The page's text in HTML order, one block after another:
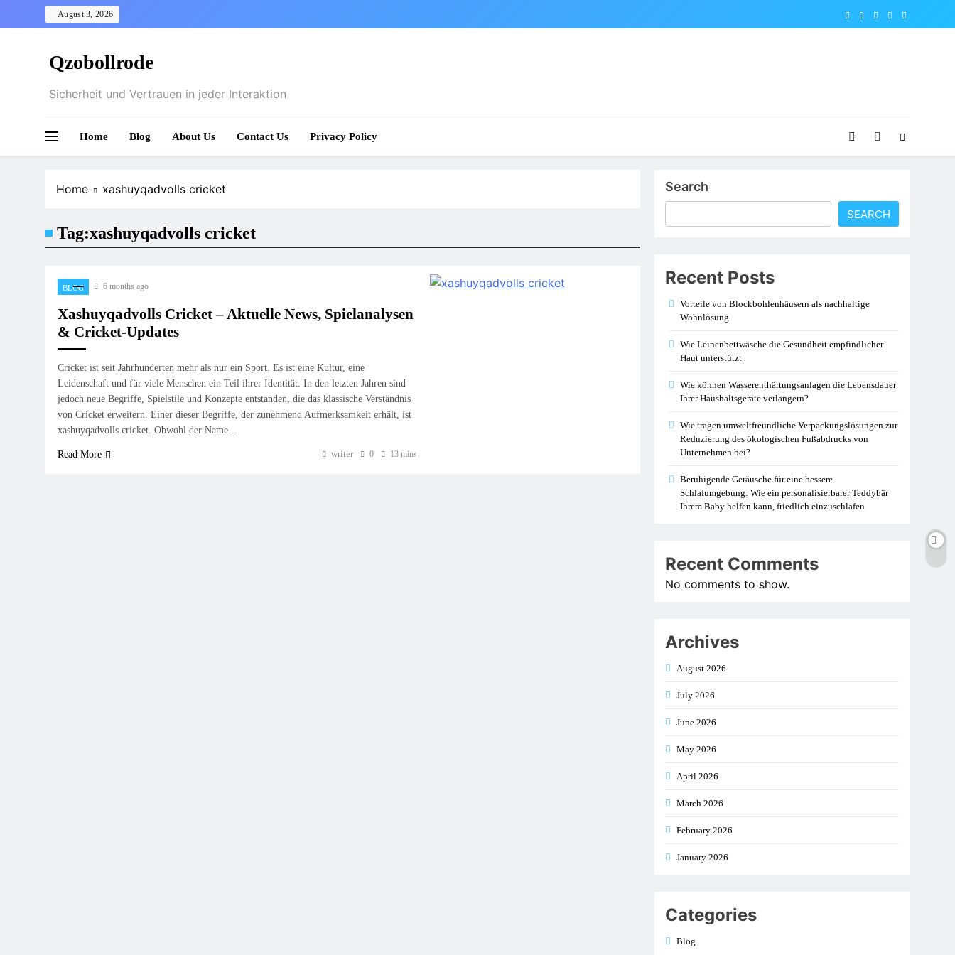
to
August 3, 2026
Qzobollrode
Sicherheit und Vertrauen in jeder Interaktion
Home Blog About Us Contact Us Privacy Policy
Home xashuyqadvolls cricket
Tag:xashuyqadvolls cricket
BLOG 6 months ago
Xashuyqadvolls Cricket – Aktuelle News, Spielanalysen
& Cricket-Updates
Cricket ist seit Jahrhunderten mehr als nur ein Sport. Es ist eine Kultur, eine
Leidenschaft und für viele Menschen ein Teil ihrer Identität. In den letzten Jahren sind
jedoch neue Begriffe, Spielstile und Konzepte entstanden, die das klassische Verständnis
von Cricket erweitern. Einer dieser Begriffe, der zunehmend Aufmerksamkeit erhält, ist
xashuyqadvolls cricket. Obwohl der Name…
Read More writer 0 13 mins
Search
SEARCH
Recent Posts
Vorteile von Blockbohlenhäusern als nachhaltige
Wohnlösung
Wie Leinenbettwäsche die Gesundheit empfindlicher
Haut unterstützt
Wie können Wasserenthärtungsanlagen die Lebensdauer
Ihrer Haushaltsgeräte verlängern?
Wie tragen umweltfreundliche Verpackungslösungen zur
Reduzierung des ökologischen Fußabdrucks von
Unternehmen bei?
Beruhigende Geräusche für eine bessere
Schlafumgebung: Wie ein personalisierbarer Teddybär
Ihrem Baby helfen kann, friedlich einzuschlafen
Recent Comments
No comments to show.
Archives
August 2026
July 2026
June 2026
May 2026
April 2026
March 2026
February 2026
January 2026
Categories
Blog